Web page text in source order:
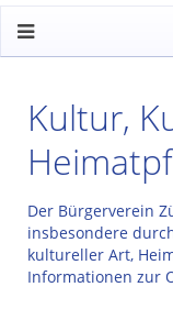
Kultur,
Der Bürgerverein
insbesondere
kultureller Art,
Informationen zur